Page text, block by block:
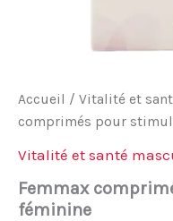
Accueil / Vitalité et
comprimés pour
Vitalité et santé
Femmax
féminine